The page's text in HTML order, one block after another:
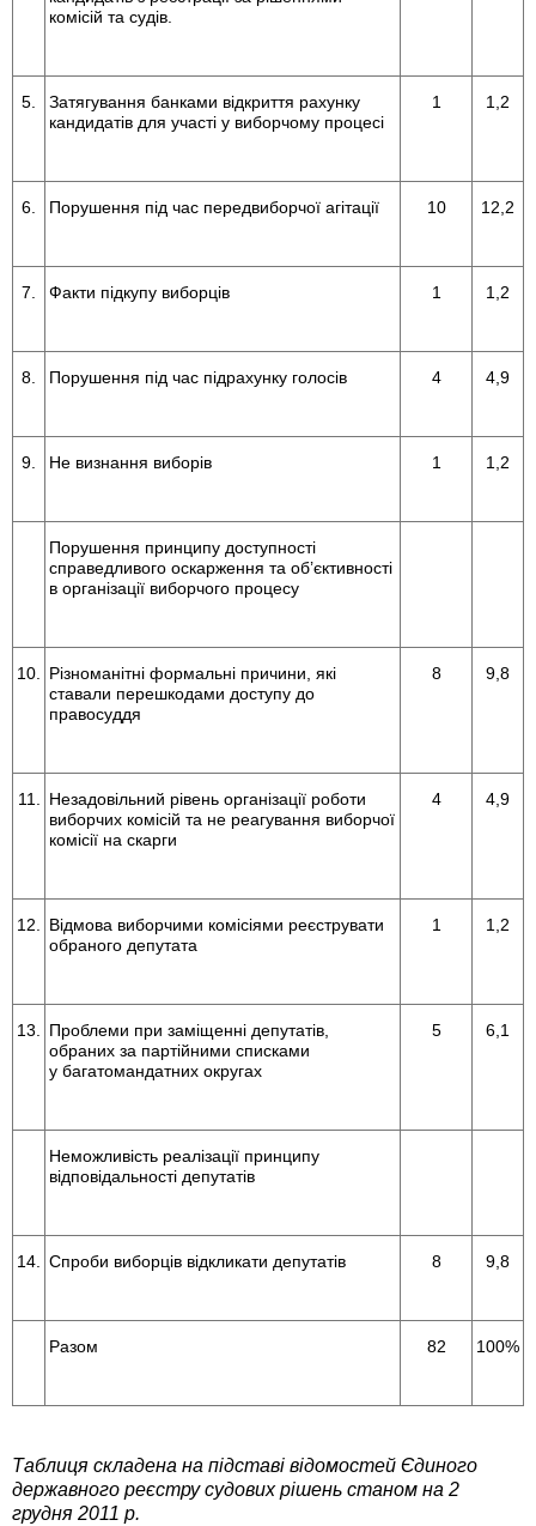
комісій та судів.
5.
Затягування банками відкриття рахунку
кандидатів для участі у виборчому процесі
1 1,2
6. Порушення під час передвиборчої агітації 10 12,2
7. Факти підкупу виборців 1 1,2
8. Порушення під час підрахунку голосів 4 4,9
9. Не визнання виборів 1 1,2
Порушення принципу доступності
справедливого оскарження та об’єк­тивності
в організації виборчого процесу
10.
Різноманітні формальні причини, які
ставали перешкодами доступу до
правосуддя
8 9,8
11.
Незадовільний рівень організації роботи
виборчих комісій та не реагування виборчої
комісії на скарги
4 4,9
12.
Відмова виборчими комісіями реєструвати
обраного депутата
1 1,2
13.
Проблеми при заміщенні депутатів,
обраних за партійними списками
у багатомандатних округах
5 6,1
Неможливість реалізації принципу
відповідальності депутатів
14. Спроби виборців відкликати депутатів 8 9,8
Разом 82 100%
Таблиця складена на підставі відомостей Єдиного
державного реєстру судових рішень станом на 2
грудня 2011 р.